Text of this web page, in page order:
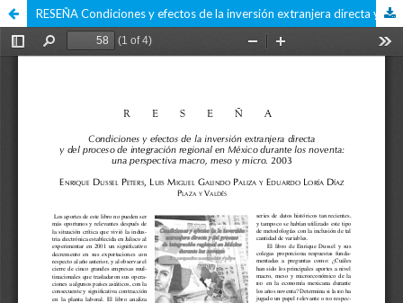
RESEÑA Condiciones y efectos de la inversión extranjera directa y del proceso de integración regional en México durante los noventa: una perspectiva macro, meso y micro. 2003